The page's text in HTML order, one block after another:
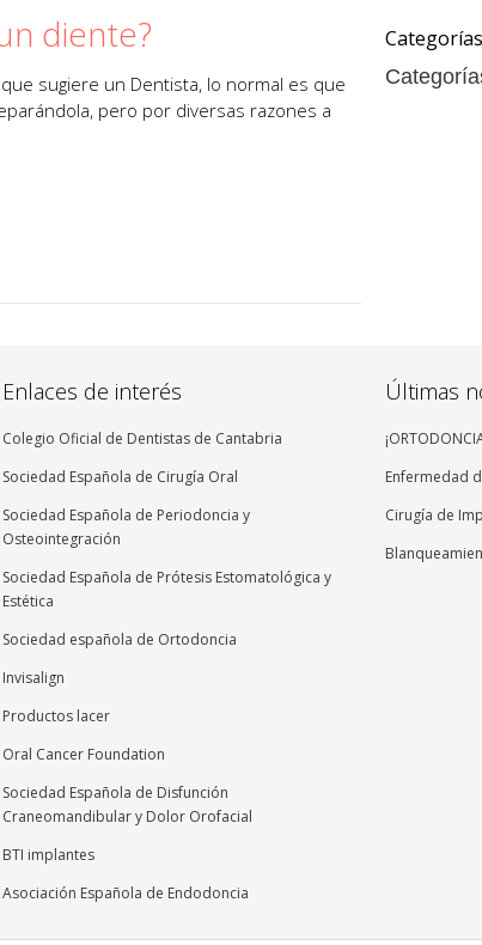
diente?
sugiere un Dentista, lo normal es que
pero por diversas razones a
Categorías
Enlaces de interés
Colegio Oficial de Dentistas de Cantabria
Sociedad Española de Cirugía Oral
Sociedad Española de Periodoncia y
Osteointegración
Sociedad Española de Prótesis Estomatológica y
Estética
Sociedad española de Ortodoncia
Invisalign
Productos lacer
Oral Cancer Foundation
Sociedad Española de Disfunción
Craneomandibular y Dolor Orofacial
BTI implantes
Asociación Española de Endodoncia
Últimas
Enfermedad
Cirugía de